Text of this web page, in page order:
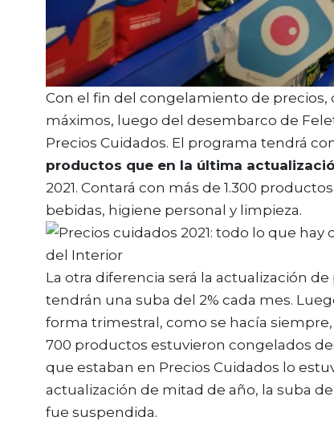
Con el fin del congelamiento de precios,
máximos, luego del desembarco de
Precios Cuidados. El programa tendrá
productos que en la última
2021. Contará con más de 1.300
bebidas, higiene personal y limpieza.
La otra diferencia será la actualización
tendrán una suba del 2% cada mes.
forma trimestral, como se hacía
700 productos estuvieron congelados
que estaban en Precios Cuidados lo
actualización de mitad de año, la suba
fue suspendida.